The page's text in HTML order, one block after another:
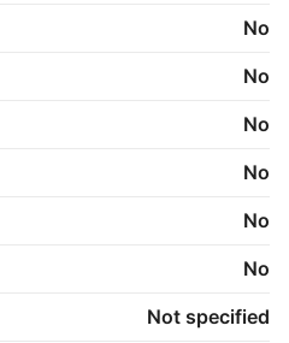
og evt. lejereguleringer
hos RKI og er man
på hverdage.
No
No
No
No
No
No
Not specified